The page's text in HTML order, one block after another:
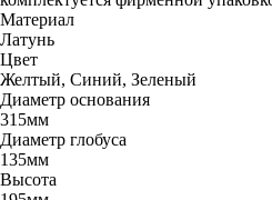
Материал
Латунь
Цвет
Желтый, Синий, Зеленый
Диаметр основания
315мм
Диаметр глобуса
135мм
Высота